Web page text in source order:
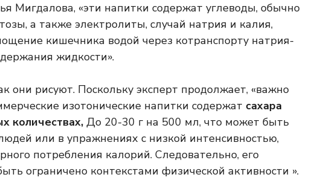
Мигдалова, «эти напитки содержат углеводы, обычно
а также электролиты, случай натрия и калия,
кишечника водой через котранспорту натрия-
жидкости».
они рисуют. Поскольку эксперт продолжает, «важно
изотонические напитки содержат сахара
количествах, До 20-30 г на 500 мл, что может быть
или в упражнениях с низкой интенсивностью,
потребления калорий. Следовательно, его
ограничено контекстами физической активности ».